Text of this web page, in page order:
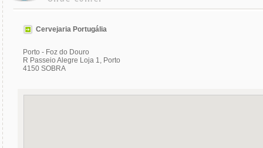
Cervejaria Portugália
Porto - Foz do Douro
R Passeio Alegre Loja 1, Porto
4150 SOBRA